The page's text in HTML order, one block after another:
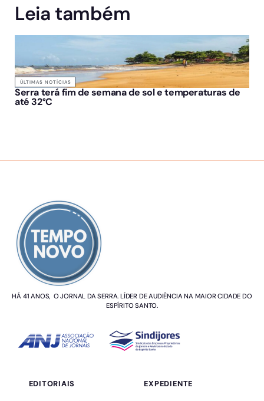
Leia também
ÚLTIMAS NOTÍCIAS
Serra terá fim de semana de sol e temperaturas de
até 32°C
HÁ 41 ANOS, O JORNAL DA SERRA. LÍDER DE AUDIÊNCIA NA MAIOR CIDADE DO
ESPÍRITO SANTO.
EDITORIAIS EXPEDIENTE